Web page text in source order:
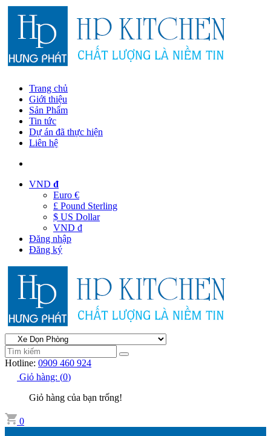
Trang chủ
Giới thiệu
Sản Phẩm
Tin tức
Dự án đã thực hiện
Liên hệ
VND đ
Euro €
£ Pound Sterling
$ US Dollar
VND đ
Đăng nhập
Đăng ký
Hotline: 0909 460 924
Giỏ hàng: (0)
Giỏ hàng của bạn trống!
0